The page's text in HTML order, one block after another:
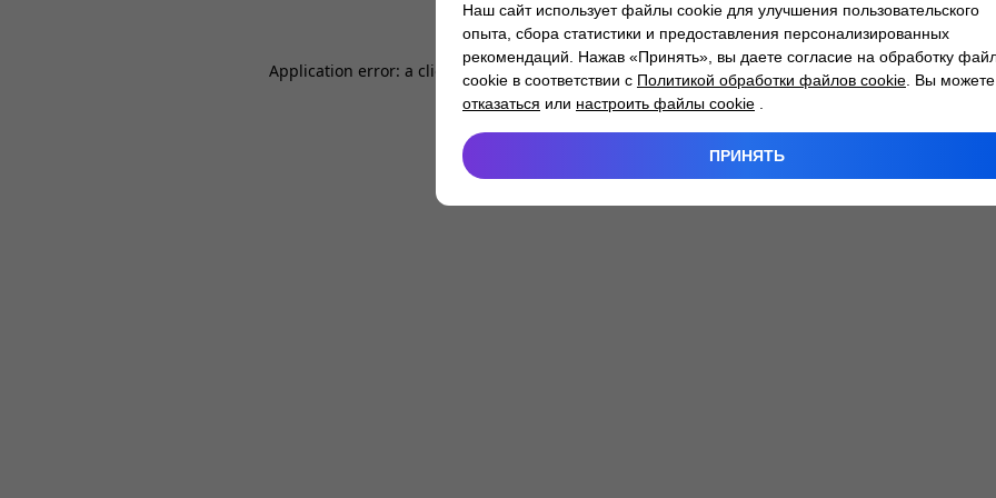
Application error: a client -side exception has occurred while loading atlantm.by (see the
Наш сайт использует файлы cookie для улучшения пользовательского
опыта, сбора статистики и предоставления персонализированных
рекомендаций. Нажав «Принять», вы даете согласие на обработку
cookie в соответствии с Политикой обработки файлов cookie . Вы можете
отказаться или настроить файлы cookie
ПРИНЯТЬ